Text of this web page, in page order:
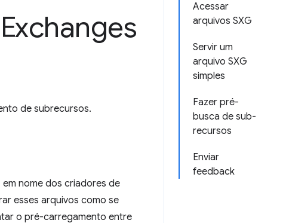
Acessar
arquivos SXG
Servir um
arquivo SXG
simples
Fazer pré-
busca de sub-
recursos
Enviar
feedback
de subrecursos.
nome dos criadores de
esses arquivos como se
o pré-carregamento entre